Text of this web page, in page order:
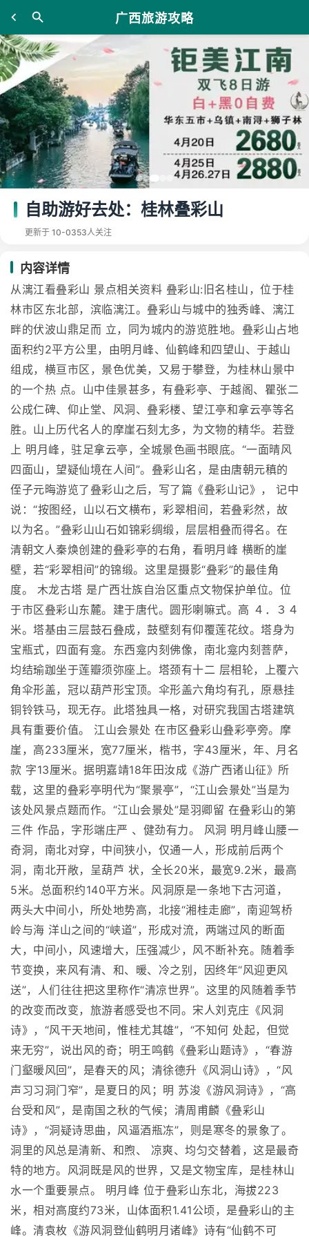
广西旅游攻略
自助游好去处：桂林叠彩山
更新于 10-0353人关注
内容详情
从漓江看叠彩山 景点相关资料 叠彩山:旧名桂山，位于桂
林市区东北部，滨临漓江。叠彩山与城中的独秀峰、漓江
畔的伏波山鼎足而 立，同为城内的游览胜地。叠彩山占地
面积约2平方公里，由明月峰、仙鹤峰和四望山、于越山
组成，横亘市区，景色优美，又易于攀登，为桂林山景中
的一个热 点。山中佳景甚多，有叠彩亭、于越阁、瞿张二
公成仁碑、仰止堂、风洞、叠彩楼、望江亭和拿云亭等名
胜。山上历代名人的摩崖石刻尢多，为文物的精华。若登
上 明月峰，驻足拿云亭，全城景色画书眼底。“一面晴风
四面山，望疑仙境在人间”。叠彩山名，是由唐朝元稹的
侄子元晦游览了叠彩山之后，写了篇《叠彩山记》， 记中
说：“按图经，山以石文横布，彩翠相间，若叠彩然，故
以为名。”叠彩山山石如锦彩绸缎，层层相叠而得名。在
清朝文人秦焕创建的叠彩亭的右角，看明月峰 横断的崖
壁，若“彩翠相间”的锦缎。这里是摄影“叠彩”的最佳角
度。 木龙古塔 是广西壮族自治区重点文物保护单位。位
于市区叠彩山东麓。建于唐代。圆形喇嘛式。高 ４．３４
米。塔基由三层鼓石叠成，鼓壁刻有仰覆莲花纹。塔身为
宝瓶式，四面有龛。东西龛内刻佛像，南北龛内刻菩萨，
均结瑜跏坐于莲瓣须弥座上。塔颈有十二 层相轮，上覆六
角伞形盖，冠以葫芦形宝顶。伞形盖六角均有孔，原悬挂
铜铃铁马，现无存。此塔独具一格，对研究我国古塔建筑
具有重要价值。 江山会景处 在市区叠彩山叠彩亭旁。摩
崖，高233厘米，宽77厘米，楷书，字43厘米，年、月名
款 字13厘米。据明嘉靖18年田汝成《游广西诸山征》所
载，这里的叠彩亭明代为“聚景亭”，“江山会景处”当是为
该处风景点题而作。“江山会景处”是羽卿留 在叠彩山的第
三件 作品，字形端庄严 、健劲有力。 风洞 明月峰山腰一
奇洞，南北对穿，中间狭小，仅通一人，形成前后两个
洞，南北开敞，呈葫芦 状，全长20米，最宽9.2米，最高
5米。总面积约140平方米。风洞原是一条地下古河道，
两头大中间小，所处地势高，北接“湘桂走廊”，南迎驾桥
岭与海 洋山之间的“峡道”，形成对流，两端过风的断面
大，中间小，风速增大，压强减少，风不断补充。随着季
节变换，来风有清、和、暖、冷之别，因终年“风迎更风
送”，人们往往把这里称作“清凉世界”。这里的风随着季节
的改变而改变，旅游者感受也不同。宋人刘克庄《风洞
诗》，“风干天地间，惟桂尤其雄”，“不知何 处起，但觉
来无穷”，说出风的奇；明王鸣鹤《叠彩山题诗》，“春游
门壑暖风回”，是春天的风；清徐德升《风洞山诗》，“风
声习习洞门窄”，是夏日的风；明 苏浚《游风洞诗》，“高
台受和风”，是南国之秋的气候；清周甫麟《叠彩山
诗》，“洞疑诗思曲，风逼酒瓶冻”，则是寒冬的景象了。
洞里的风总是清新、和煦、 凉爽、均匀交替着，这是最奇
特的地方。风洞既是风的世界，又是文物宝库，是桂林山
水一个重要景点。 明月峰 位于叠彩山东北，海拔223
米，相对高度约73米，山体面积1.41公顷，是叠彩山的主
峰。清袁枚《游风洞登仙鹤明月诸峰》诗有“仙鹤不可